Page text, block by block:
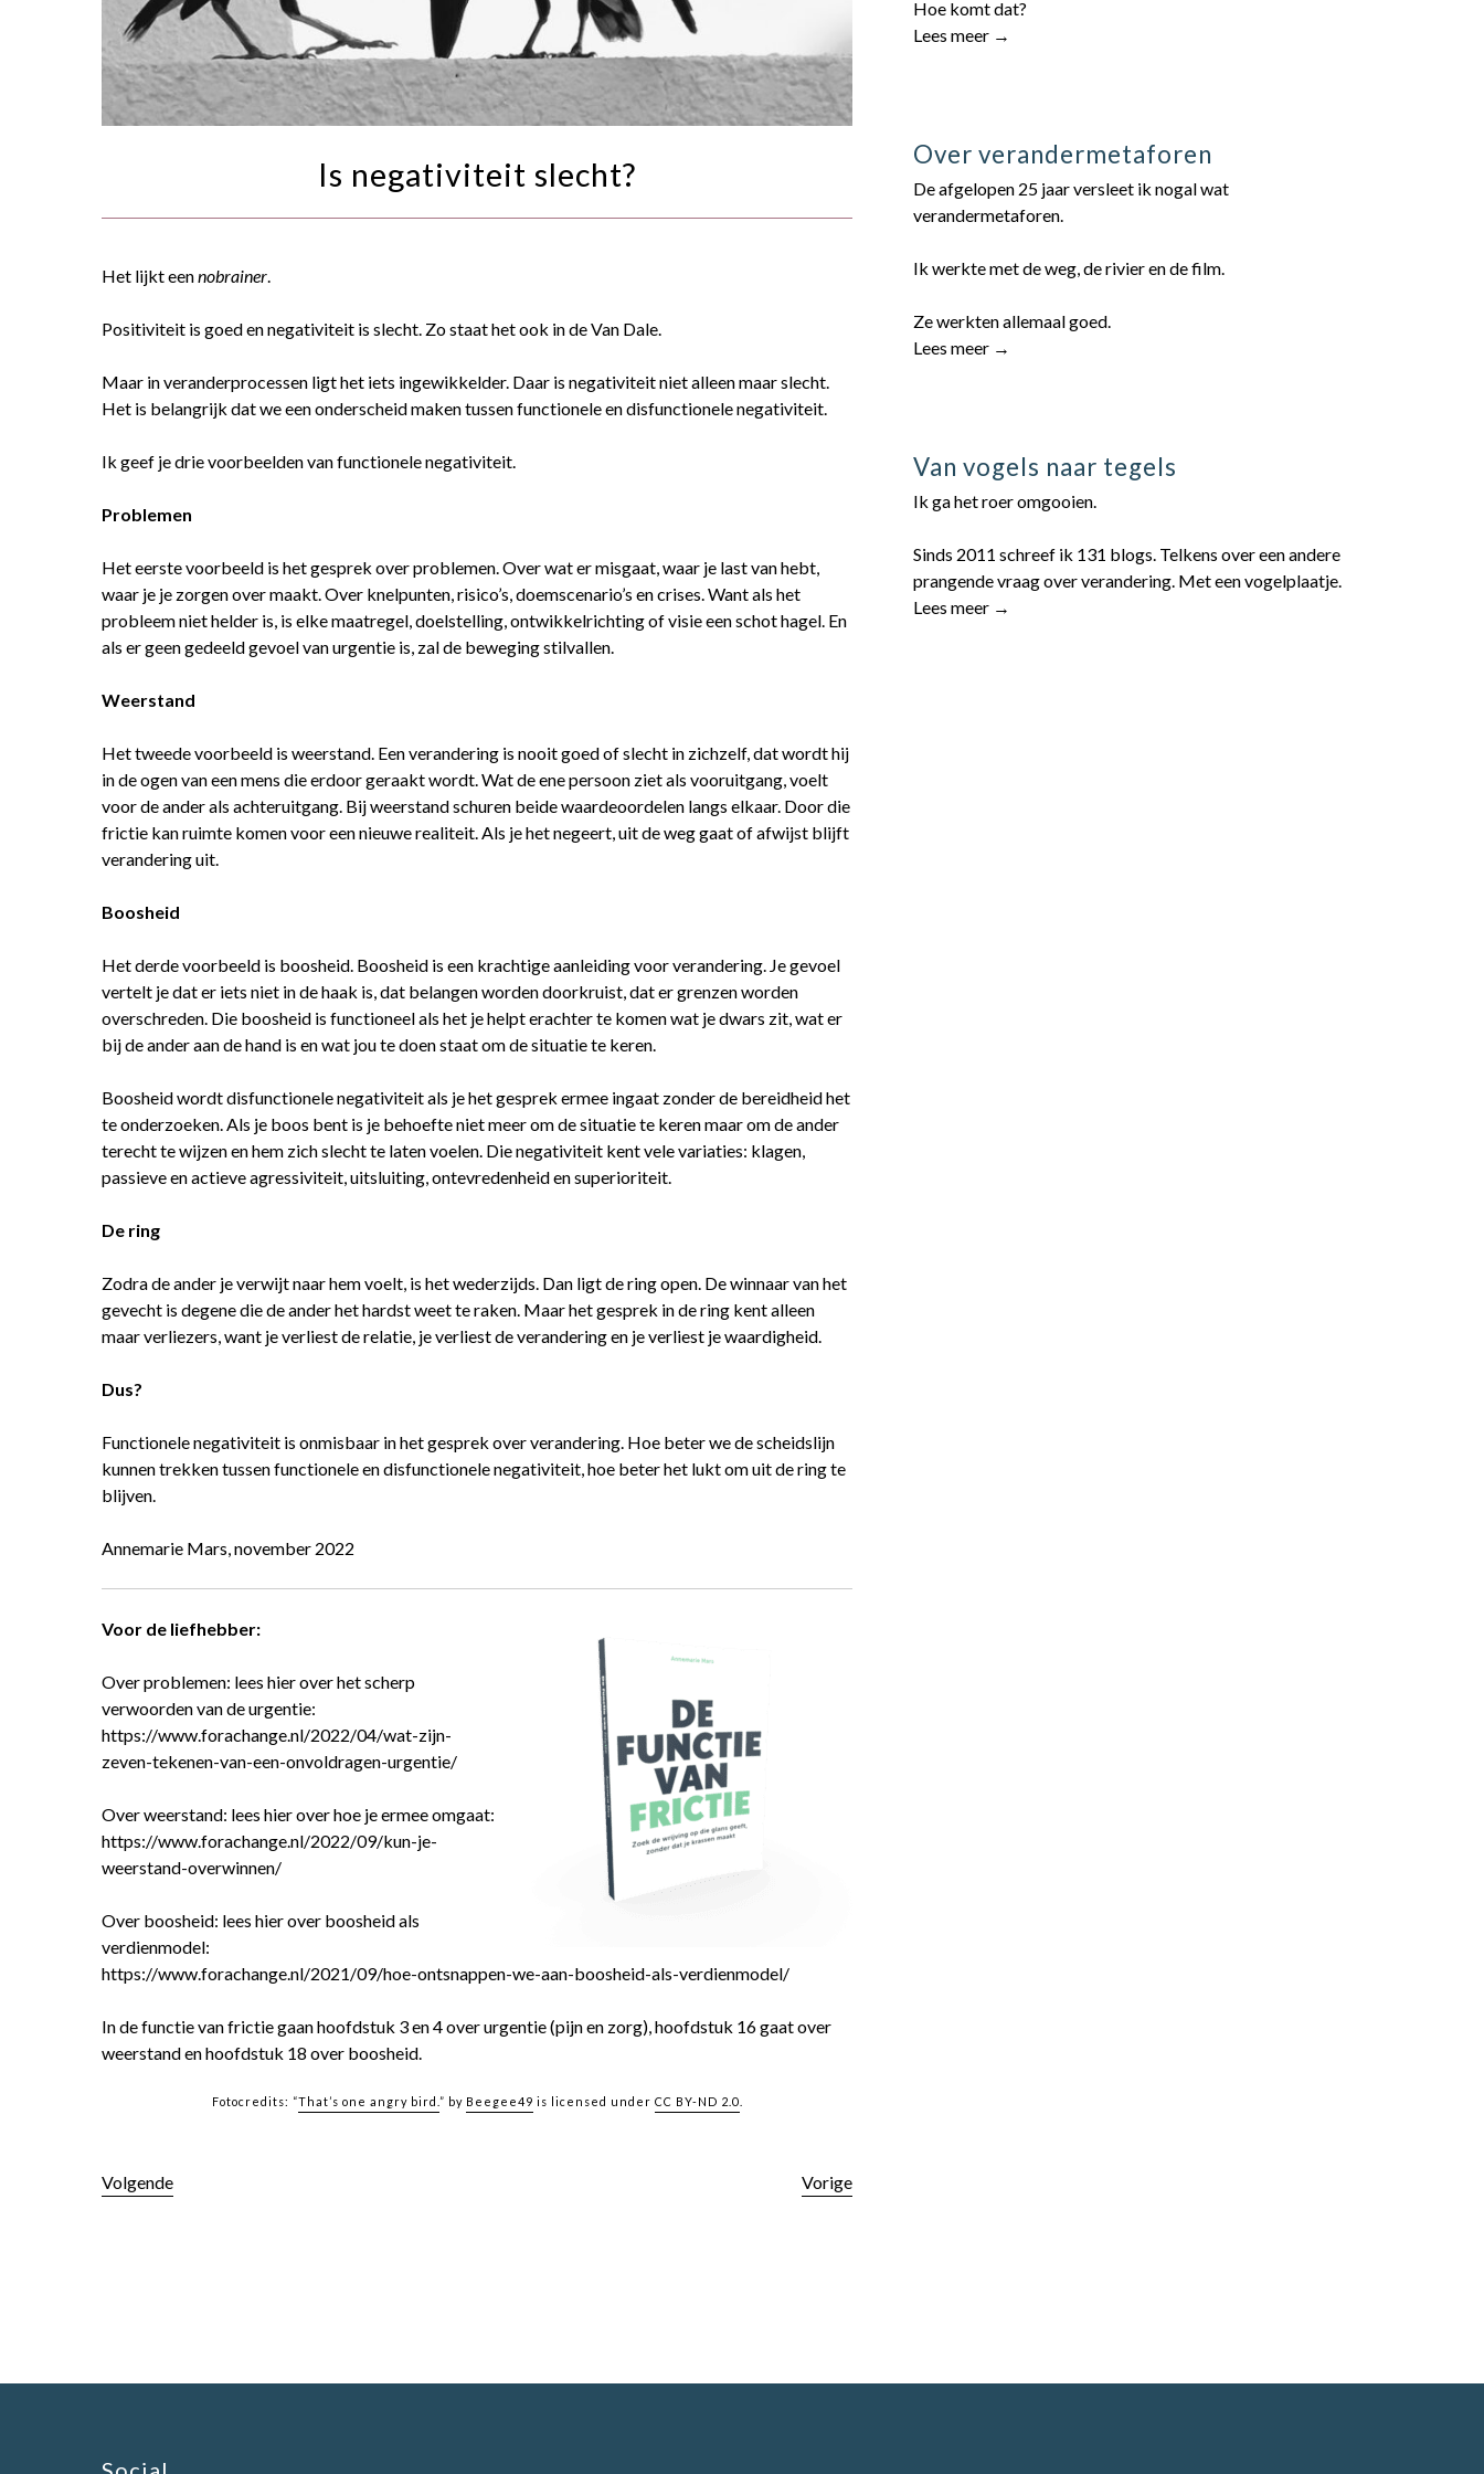
Is negativiteit slecht?
Het lijkt eennobrainer
Positiviteit is goed en negativiteit is slecht. Zo staat het ook in de Van Dale.
Maar in veranderprocessen ligt het iets ingewikkelder. Daar is negativiteit niet alleen maar slecht.
Het is belangrijk dat we een onderscheid maken tussen functionele en disfunctionele negativiteit.
Ik geef je drie voorbeelden van functionele negativiteit.
Problemen
Het eerste voorbeeld is het gesprek over problemen. Over wat er misgaat, waar je last van hebt,
waar je je zorgen over maakt. Over knelpunten, risico’s, doemscenario’s en crises. Want als het
probleem niet helder is, is elke maatregel, doelstelling, ontwikkelrichting of visie een schot hagel. En
als er geen gedeeld gevoel van urgentie is, zal de beweging stilvallen.
Weerstand
Het tweede voorbeeld is weerstand. Een verandering is nooit goed of slecht in zichzelf, dat wordt hij
in de ogen van een mens die erdoor geraakt wordt. Wat de ene persoon ziet als vooruitgang, voelt
voor de ander als achteruitgang. Bij weerstand schuren beide waardeoordelen langs elkaar. Door die
frictie kan ruimte komen voor een nieuwe realiteit. Als je het negeert, uit de weg gaat of afwijst blijft
verandering uit.
Boosheid
Het derde voorbeeld is boosheid. Boosheid is een krachtige aanleiding voor verandering. Je gevoel
vertelt je dat er iets niet in de haak is, dat belangen worden doorkruist, dat er grenzen worden
overschreden. Die boosheid is functioneel als het je helpt erachter te komen wat je dwars zit, wat er
bij de ander aan de hand is en wat jou te doen staat om de situatie te keren.
Boosheid wordt disfunctionele negativiteit als je het gesprek ermee ingaat zonder de bereidheid het
te onderzoeken. Als je boos bent is je behoefte niet meer om de situatie te keren maar om de ander
terecht te wijzen en hem zich slecht te laten voelen. Die negativiteit kent vele variaties: klagen,
passieve en actieve agressiviteit, uitsluiting, ontevredenheid en superioriteit.
De ring
Zodra de ander je verwijt naar hem voelt, is het wederzijds. Dan ligt de ring open. De winnaar van het
gevecht is degene die de ander het hardst weet te raken. Maar het gesprek in de ring kent alleen
maar verliezers, want je verliest de relatie, je verliest de verandering en je verliest je waardigheid.
Dus?
Functionele negativiteit is onmisbaar in het gesprek over verandering. Hoe beter we de scheidslijn
kunnen trekken tussen functionele en disfunctionele negativiteit, hoe beter het lukt om uit de ring te
blijven.
Annemarie Mars, november 2022
Voor de liefhebber:
Over problemen: lees hier over het scherp
verwoorden van de urgentie:
https://www.forachange.nl/2022/04/wat-zijn-
zeven-tekenen-van-een-onvoldragen-urgentie/
Over weerstand: lees hier over hoe je ermee omgaat:
https://www.forachange.nl/2022/09/kun-je-
weerstand-overwinnen/
Over boosheid: lees hier over boosheid als
verdienmodel:
https://www.forachange.nl/2021/09/hoe-ontsnappen-we-aan-boosheid-als-verdienmodel/
In de functie van frictie gaan hoofdstuk 3 en 4 over urgentie (pijn en zorg), hoofdstuk 16 gaat over
weerstand en hoofdstuk 18 over boosheid.
Fotocredits: “That’s one angry bird. ” by Beegee49 is licensed under CC BY-ND 2.0
Volgende Vorige
Hoe komt dat?
Lees meer →
Over verandermetaforen
De afgelopen 25 jaar versleet ik nogal wat
verandermetaforen.
Ik werkte met de weg, de rivier en de film.
Ze werkten allemaal goed.
Lees meer →
Van vogels naar tegels
Ik ga het roer omgooien.
Sinds 2011 schreef ik 131 blogs. Telkens over een andere
prangende vraag over verandering. Met een vogelplaatje.
Lees meer →